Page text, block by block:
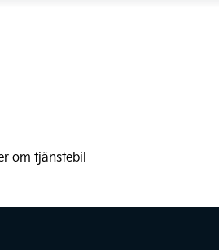
om tjänstebil